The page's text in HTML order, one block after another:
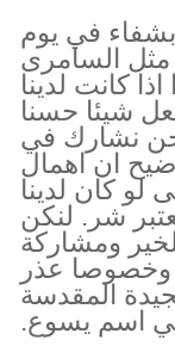
في يوم
7) وقال مثل السامرى
29:10-37). لذا اذا كانت لدينا
شيئا حسنا
نشارك في
ان اهمال
كان لدينا
شر. لنكن
ومشاركة
وخصوصا عذر
المقدسة
اسم يسوع.